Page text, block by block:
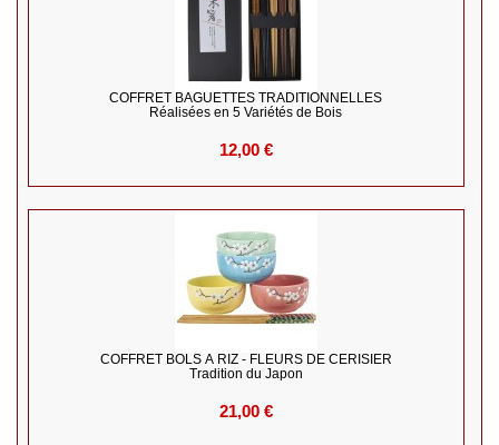
COFFRET BAGUETTES TRADITIONNELLES
Réalisées en 5 Variétés de Bois
12,00 €
COFFRET BOLS À RIZ - FLEURS DE CERISIER
Tradition du Japon
21,00 €